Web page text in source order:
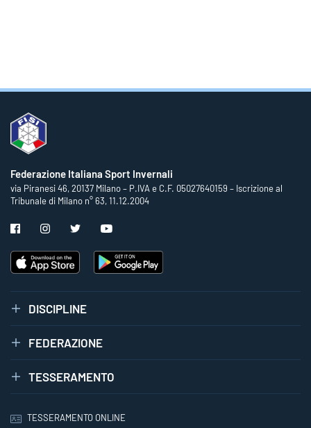
Federazione Italiana Sport Invernali
via Piranesi 46, 20137 Milano – P.IVA e C.F. 05027640159 – Iscrizione al
Tribunale di Milano n° 63, 11.12.2004
DISCIPLINE
FEDERAZIONE
TESSERAMENTO
TESSERAMENTO ONLINE